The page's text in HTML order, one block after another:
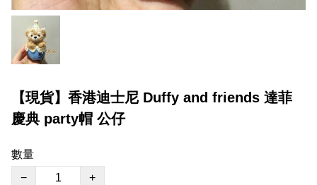
【現貨】香港迪士尼 Duffy and friends 達菲
慶典 party帽 公仔
數量
−
+